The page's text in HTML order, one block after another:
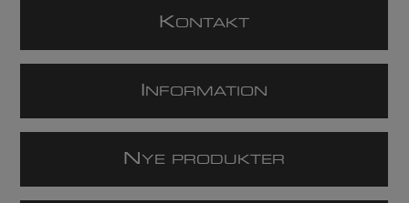
KONTAKT
NFORMATION
N YE PRODUKTER